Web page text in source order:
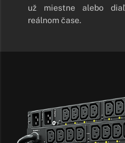
už miestne alebo
reálnom čase.